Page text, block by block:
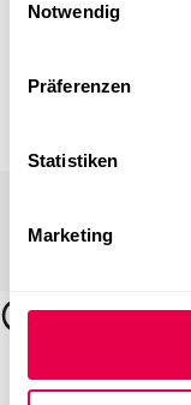
Notwendig
Präferenzen
Statistiken
Marketing